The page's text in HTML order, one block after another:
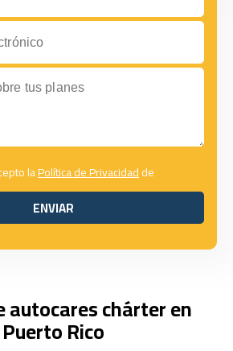
planes
laPolítica de Privacidadde
ENVIAR
ENVIAR
autocares chárter en
Puerto Rico